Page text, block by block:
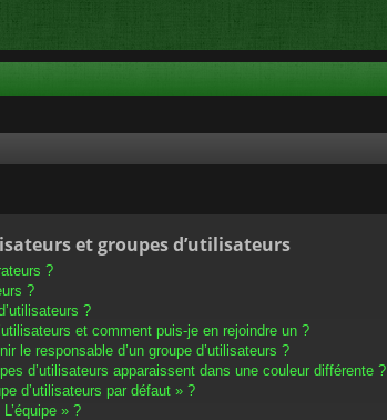
et groupes d’utilisateurs
?
?
?
et comment puis-je en rejoindre un ?
le responsable d’un groupe d’utilisateurs ?
d’utilisateurs apparaissent dans une couleur différente ?
d’utilisateurs par défaut » ?
» ?